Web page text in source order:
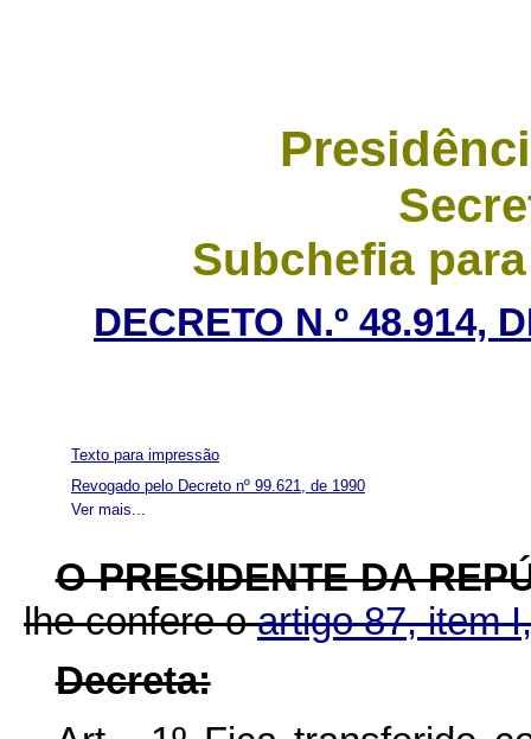
Subchefia
DECRETO N.º 48.914,
Ver mais...
Texto para impressão
Revogado pelo Decreto nº 99.621, de 1990
O PRESIDENTE DA
lhe confere oartigo 87, item
Decreta: